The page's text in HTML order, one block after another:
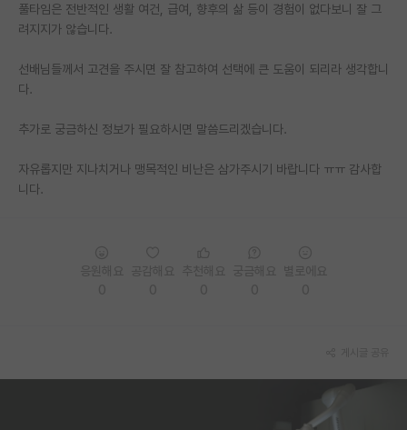
인문사회 계열 게시판
장학금/장학생 게시판
학술 정보 게시판
재팬라운지 🌸
풀타임은 전반적인 생활 여건, 급여, 향후의 삶 등이 경험이 없다보니 잘 그
려지지가 않습니다.
선배님들께서 고견을 주시면 잘 참고하여 선택에 큰 도움이 되리라 생각합니
다.
추가로 궁금하신 정보가 필요하시면 말씀드리겠습니다.
자유롭지만 지나치거나 맹목적인 비난은 삼가주시기 바랍니다 ㅠㅠ 감사합
니다.